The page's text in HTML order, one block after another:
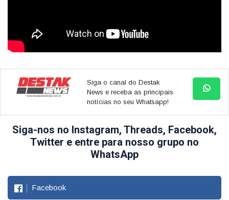
Siga o canal do Destak
News e receba as principais
notícias no seu Whatsapp!
Siga-nos no Instagram, Threads, Facebook,
Twitter e entre para nosso grupo no
WhatsApp
Facebook